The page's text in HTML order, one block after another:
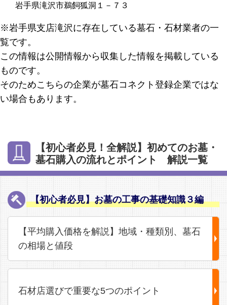
岩手県滝沢市鵜飼狐洞１－７３
※岩手県支店滝沢に存在している墓石・石材業者の一
覧です。
この情報は公開情報から収集した情報を掲載している
ものです。
そのためこちらの企業が墓石コネクト登録企業ではな
い場合もあります。
【初心者必見！全解説】初めてのお墓・
墓石購入の流れとポイント 解説一覧
【初心者必見】お墓の工事の基礎知識３編
【平均購入価格を解説】地域・種類別、墓石
の相場と値段
石材店選びで重要な5つのポイント